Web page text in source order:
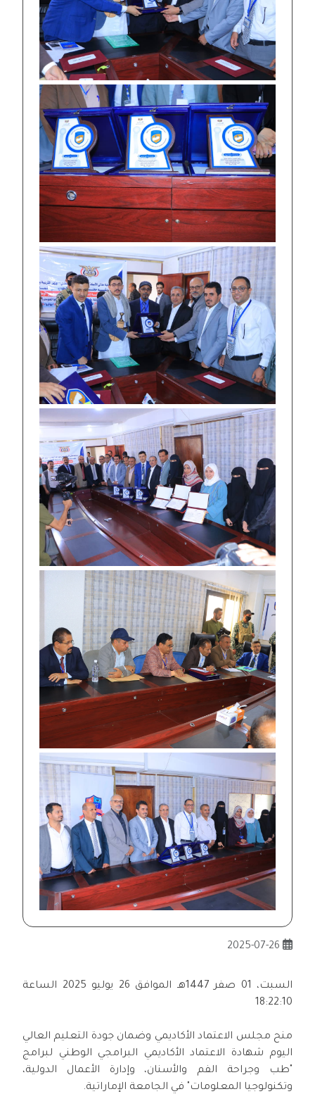
السبت، 01 صفر 1447هـ الموافق 26 يوليو 2025 الساعة
18:22:10
منح مجلس الاعتماد الأكاديمي وضمان جودة التعليم العالي
اليوم شهادة الاعتماد الأكاديمي البرامجي الوطني لبرامج
"طب وجراحة الفم والأسنان، وإدارة الأعمال الدولية،
وتكنولوجيا المعلومات" في الجامعة الإماراتية.